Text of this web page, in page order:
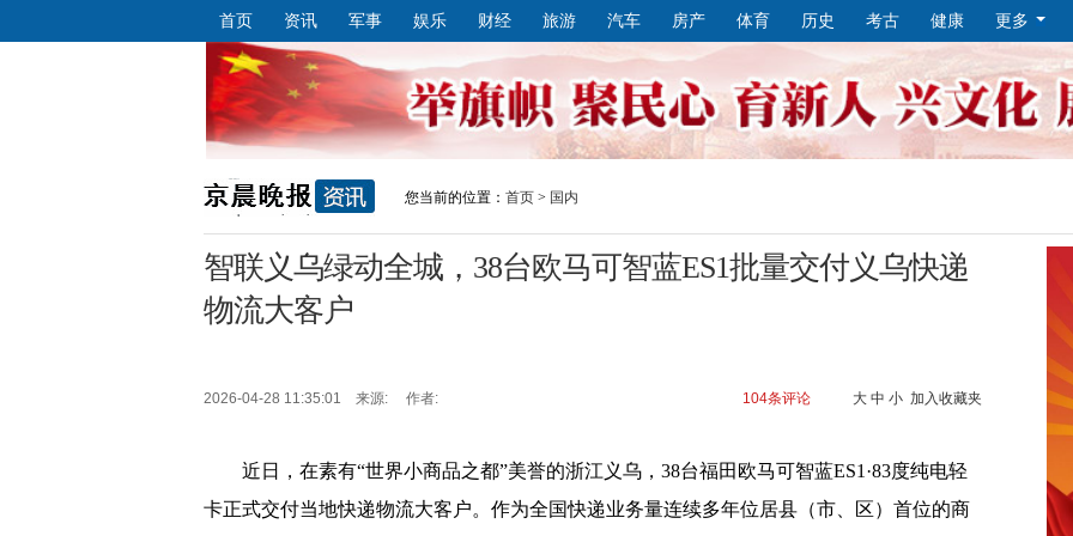
首页 资讯 军事 娱乐 财经 旅游 汽车 房产 体育 历史 考古 健康 更多
您当前的位置： 首页 > 国内
智联义乌绿动全城，38台欧马可智蓝ES1批量交付义乌快递
物流大客户
2026-04-28 11:35:01 来源: 作者: 大 中 小 加入收藏夹
104条评论
近日，在素有“世界小商品之都”美誉的浙江义乌，38台福田欧马可智蓝ES1·83度纯电轻
卡正式交付当地快递物流大客户。作为全国快递业务量连续多年位居县（市、区）首位的商